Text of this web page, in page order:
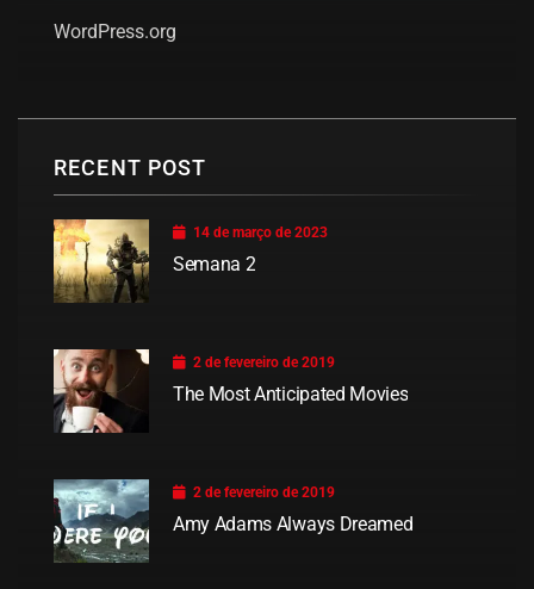
WordPress.org
RECENT POST
14 de março de 2023
Semana 2
2 de fevereiro de 2019
The Most Anticipated Movies
2 de fevereiro de 2019
Amy Adams Always Dreamed